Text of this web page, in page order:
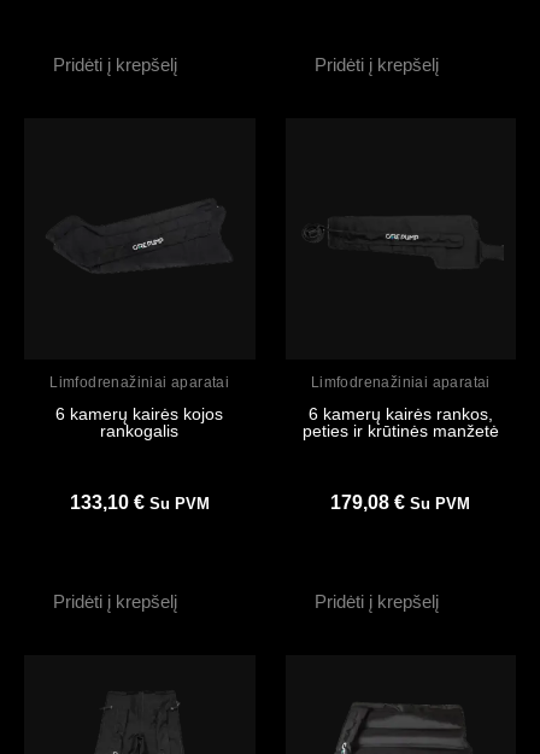
Pridėti į krepšelį Pridėti į krepšelį
Limfodrenažiniai aparatai
6 kamerų kairės kojos
rankogalis
133,10 € Su PVM
Pridėti į krepšelį
Limfodrenažiniai aparatai
6 kamerų kairės rankos,
peties ir krūtinės manžetė
179,08€ Su PVM
Pridėti į krepšelį